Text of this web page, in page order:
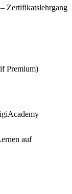
Zertifikatslehrgang
Premium)
auf